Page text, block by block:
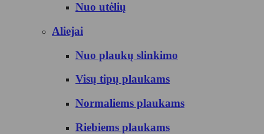
Nuo utėlių
Aliejai
Nuo plaukų slinkimo
Visų tipų plaukams
Normaliems plaukams
Riebiems plaukams